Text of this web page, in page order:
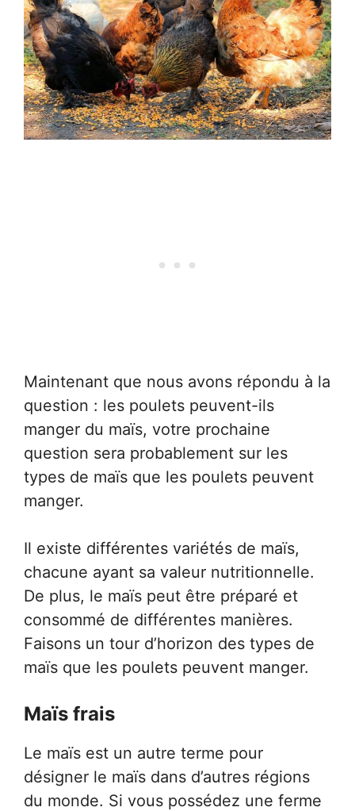
Maintenant que nous avons répondu à la
question : les poulets peuvent-ils
manger du maïs, votre prochaine
question sera probablement sur les
types de maïs que les poulets peuvent
manger.
Il existe différentes variétés de maïs,
chacune ayant sa valeur nutritionnelle.
De plus, le maïs peut être préparé et
consommé de différentes manières.
Faisons un tour d’horizon des types de
maïs que les poulets peuvent manger.
Maïs frais
Le maïs est un autre terme pour
désigner le maïs dans d’autres régions
du monde. Si vous possédez une ferme